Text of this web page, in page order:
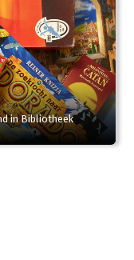
in Bibliotheek